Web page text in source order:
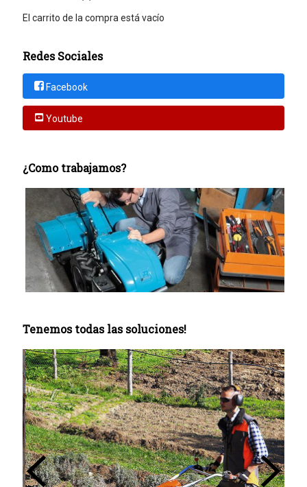
El carrito de la compra está vacío
Redes Sociales
Facebook
Youtube
¿Como trabajamos?
Tenemos todas las soluciones!